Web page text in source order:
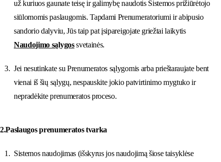
už kuriuos gaunate teisę ir galimybę naudotis Sistemos prižiūrėtojo
siūlomomis paslaugomis. Tapdami Prenumeratoriumi ir abipusio
sandorio dalyviu, Jūs taip pat įsipareigojate griežtai laikytis
Naudojimo sąlygossvetainės.
Jei nesutinkate su Prenumeratos sąlygomis arba prieštaraujate bent
vienai iš šių sąlygų, nespauskite jokio patvirtinimo mygtuko ir
nepradėkite prenumeratos proceso.
2.Paslaugos prenumeratos tvarka
Sistemos naudojimas (išskyrus jos naudojimą šiose taisyklėse